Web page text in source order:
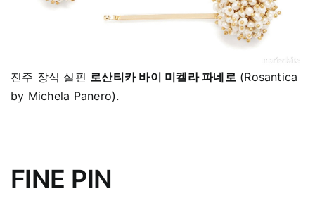
진주 장식 실핀 로산티카 바이 미켈라 파네로(Rosantica
by Michela Panero).
FINE PIN